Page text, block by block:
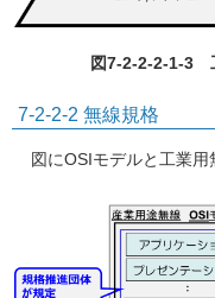
図7-2-2-2-1-3
7-2-2-2 無線規格
図にOSIモデルと工業用